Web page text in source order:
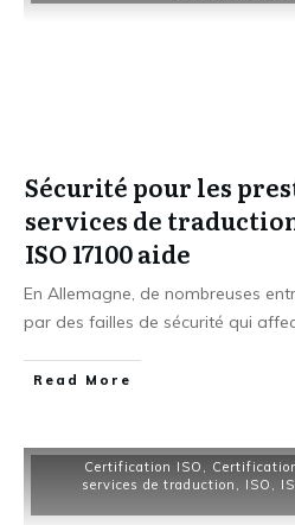
Sécurité pour les
services de
ISO 17100 aide
En Allemagne, de nombreuses
par des failles de sécurité qui
Read More
Certification ISO ,
services de traduction , ISO ,